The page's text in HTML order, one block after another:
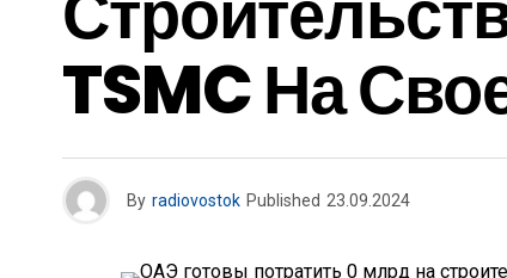
TSMC На
By radiovostok Published 23.09.2024